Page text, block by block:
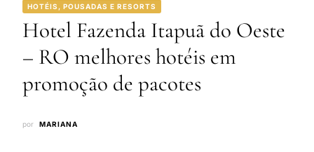
HOTÉIS, POUSADAS E RESORTS
Hotel Fazenda Itapuã do Oeste
– RO melhores hotéis em
promoção de pacotes
por MARIANA